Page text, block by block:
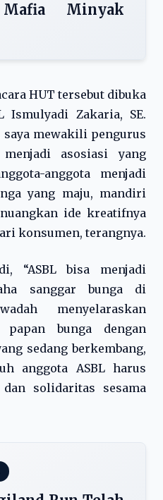
Minyak
HUT tersebut dibuka
Ismulyadi Zakaria, SE.
mewakili pengurus
menjadi asosiasi yang
anggota menjadi
yang maju, mandiri
ide kreatifnya
konsumen, terangnya.
“ASBL bisa menjadi
sanggar bunga di
menyelaraskan
papan bunga dengan
sedang berkembang,
anggota ASBL harus
solidaritas sesama